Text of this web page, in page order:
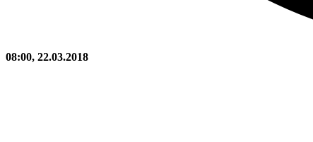
08:00, 22.03.2018